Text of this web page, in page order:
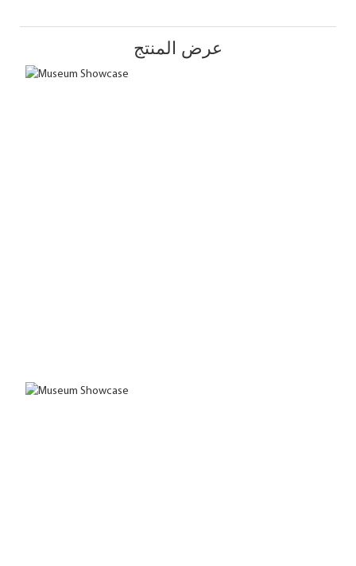
عرض المنتج